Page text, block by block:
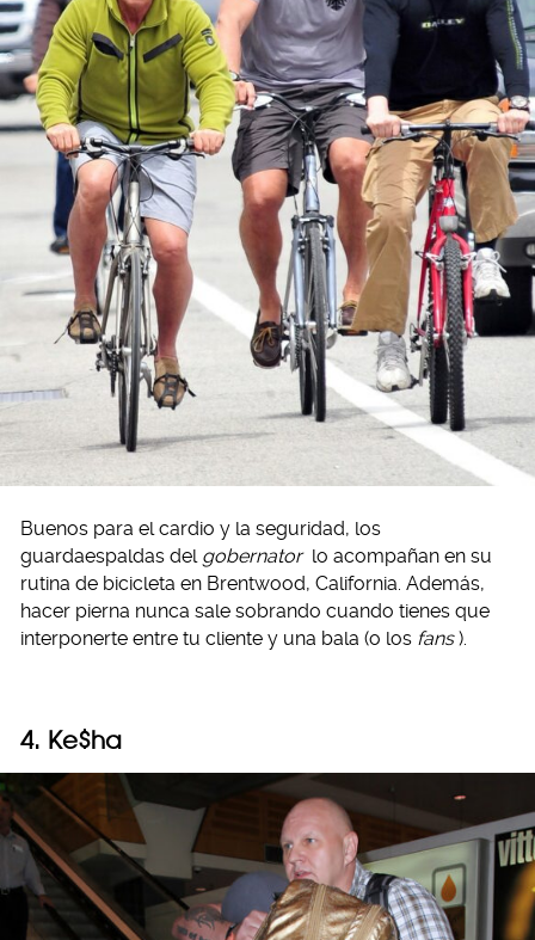
Buenos para el cardio y la seguridad, los
guardaespaldas del gobernator lo acompañan en su
rutina de bicicleta en Brentwood, California. Además,
hacer pierna nunca sale sobrando cuando tienes que
interponerte entre tu cliente y una bala (o los fans ).
4. Ke$ha